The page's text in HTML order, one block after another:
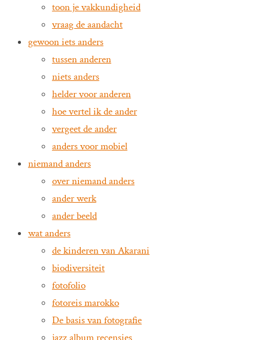
toon je vakkundigheid
vraag de aandacht
gewoon iets anders
tussen anderen
niets anders
helder voor anderen
hoe vertel ik de ander
vergeet de ander
anders voor mobiel
niemand anders
over niemand anders
ander werk
ander beeld
wat anders
de kinderen van Akarani
biodiversiteit
fotofolio
fotoreis marokko
De basis van fotografie